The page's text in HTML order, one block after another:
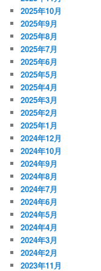
2025年10月
2025年9月
2025年8月
2025年7月
2025年6月
2025年5月
2025年4月
2025年3月
2025年2月
2025年1月
2024年12月
2024年10月
2024年9月
2024年8月
2024年7月
2024年6月
2024年5月
2024年4月
2024年3月
2024年2月
2023年11月